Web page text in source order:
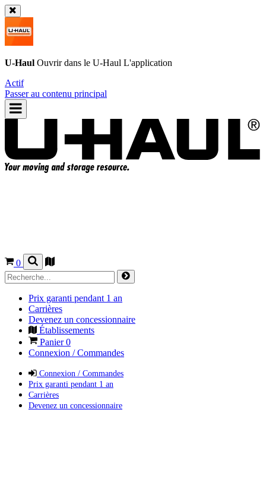
U-Haul Ouvrir dans le U-Haul L'application
Actif
Passer au contenu principal
0
Prix garanti pendant 1 an
Carrières
Devenez un concessionnaire
Établissements
Panier0
Connexion / Commandes
Connexion / Commandes
Prix garanti pendant 1 an
Carrières
Devenez un concessionnaire